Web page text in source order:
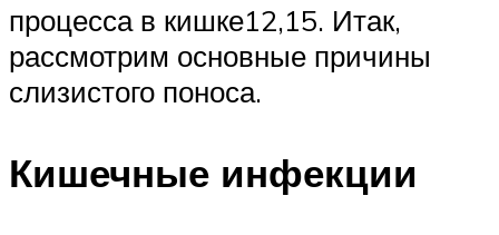
процесса в кишке12,15. Итак,
рассмотрим основные причины
слизистого поноса.
Кишечные инфекции